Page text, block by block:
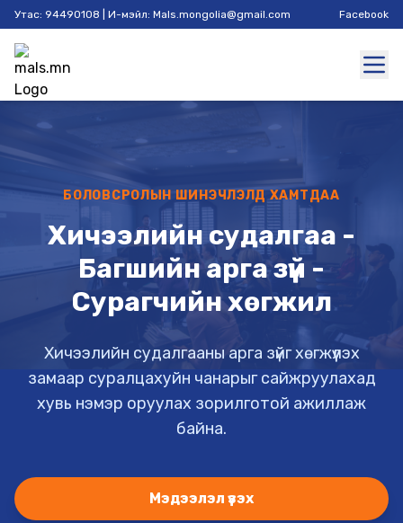
Утас: 94490108 | И-мэйл: Mals.mongolia@gmail.com Facebook
БОЛОВСРОЛЫН ШИНЭЧЛЭЛД ХАМТДАА
Хичээлийн судалгаа -
Багшийн арга зүй -
Сурагчийн хөгжил
Хичээлийн судалгааны арга зүйг хөгжүүлэх
замаар суралцахуйн чанарыг сайжруулахад
хувь нэмэр оруулах зорилготой ажиллаж
байна.
Мэдээлэл үзэх